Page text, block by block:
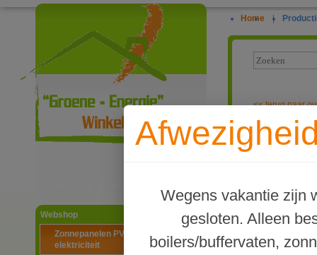
Webshop
Zonnepanelen PV-systemen
elektriciteit
Home |
Wegens vakantie zijn
gesloten. Alleen
boilers/buffervaten,
<<terug naar
Speciale